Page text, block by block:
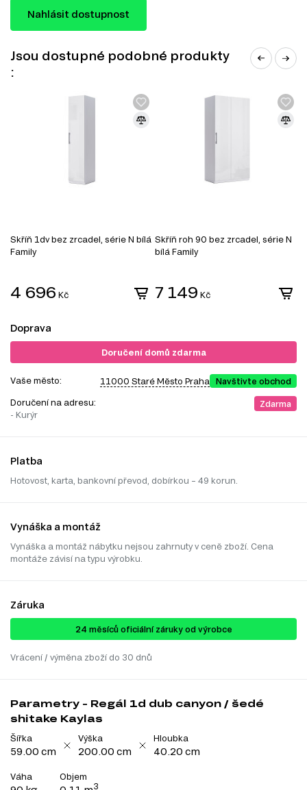
Nahlásit dostupnost
Jsou dostupné podobné produkty
:
Skříň 1dv bez zrcadel, série N bílá
Family
4 696 Kč
Skříň roh 90 bez zrcadel, série N
bílá Family
7 149 Kč
Doprava
Doručení domů zdarma
Vaše město: 11000 Staré Město Praha Navštivte obchod
Doručení na adresu:
- Kurýr
Zdarma
Platba
Hotovost, karta, bankovní převod, dobírkou – 49 korun.
Vynáška a montáž
Vynáška a montáž nábytku nejsou zahrnuty v ceně zboží. Cena
montáže závisí na typu výrobku.
Záruka
24 ​​​​měsíců oficiální záruky od výrobce
Vrácení / výměna zboží do 30 dnů
Parametry - Regál 1d dub canyon / šedé
shitake Kaylas
Šířka
59.00 cm
Výška
200.00 cm
Hloubka
40.20 cm
Váha Objem
3